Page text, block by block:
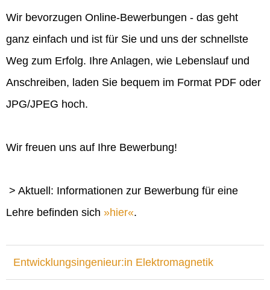
Wir bevorzugen Online-Bewerbungen - das geht
ganz einfach und ist für Sie und uns der schnellste
Weg zum Erfolg. Ihre Anlagen, wie Lebenslauf und
Anschreiben, laden Sie bequem im Format PDF oder
JPG/JPEG hoch.
Wir freuen uns auf Ihre Bewerbung!
> Aktuell: Informationen zur Bewerbung für eine
Lehre befinden sich
hier .
Entwicklungsingenieur:in Elektromagnetik